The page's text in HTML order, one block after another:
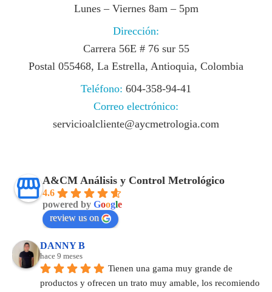
Lunes – Viernes 8am – 5pm
Dirección:
Carrera 56E # 76 sur 55
Postal 055468, La Estrella, Antioquia, Colombia
Teléfono: 604-358-94-41
Correo electrónico:
servicioalcliente@aycmetrologia.com
A&CM Análisis y Control Metrológico
4.6
powered by Google
review us on
DANNY B
hace 9 meses
Tienen una gama muy grande de
productos y ofrecen un trato muy amable, los recomiendo